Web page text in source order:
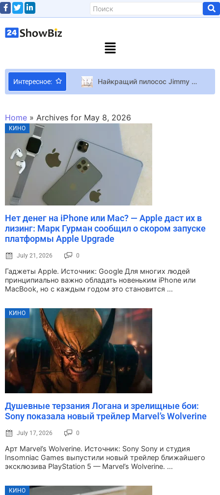
Интересное:
Найкращий пилосос Jimmy з вологим прибиранням в 2023 році
Вышел тизер документалки об украинских деятелях культуры
Лучшие образы Иман для Elle
Home » Archives for May 8, 2026
КИНО
Нет денег на iPhone или Mac? — Apple даст их в
лизинг: Марк Гурман сообщил о скором запуске
платформы Apple Upgrade
July 21, 2026 0
Гаджеты Apple. Источник: Google Для многих людей
принципиально важно обладать новеньким iPhone или
MacBook, но с каждым годом это становится ...
КИНО
Душевные терзания Логана и зрелищные бои:
Sony показала новый трейлер Marvel’s Wolverine
July 17, 2026 0
Арт Marvel’s Wolverine. Источник: Sony Sony и студия
Insomniac Games выпустили новый трейлер ближайшего
эксклюзива PlayStation 5 — Marvel’s Wolverine. ...
КИНО